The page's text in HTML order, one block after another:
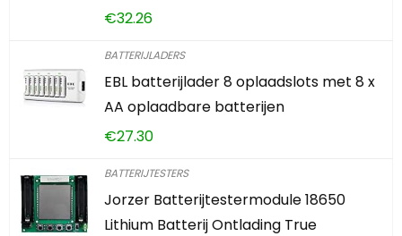
€32.26
BATTERIJLADERS
EBL batterijlader 8 oplaadslots met 8 x
AA oplaadbare batterijen
€27.30
BATTERIJTESTERS
Jorzer Batterijtestermodule 18650
Lithium Batterij Ontlading True